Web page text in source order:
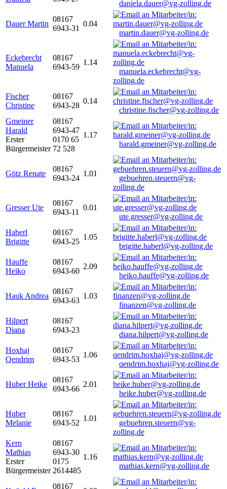
daniela.dauer@vg-zolling.de
Dauer Martin
08167
6943-31
0.04
martin.dauer@vg-zolling.de
Eckebrecht
Manuela
08167
6943-59
1.14
manuela.eckebrecht@vg-
zolling.de
Fischer
Christine
08167
6943-28
0.14
christine.fischer@vg-zolling.de
Gmeiner
Harald
Erster
Bürgermeister
08167
6943-47
0170 65
72 528
1.17
harald.gmeiner@vg-zolling.de
Götz Renate
08167
6943-24
1.01
gebuehren.steuern@vg-
zolling.de
Gresser Ute
08167
6943-11
0.01
ute.gresser@vg-zolling.de
Haberl
Brigitte
08167
6943-25
1.05
brigitte.haberl@vg-zolling.de
Hauffe
Heiko
08167
6943-60
2.09
heiko.hauffe@vg-zolling.de
Hauk Andrea
08167
6943-63
1.03
finanzen@vg-zolling.de
Hilpert
Diana
08167
6943-23
diana.hilpert@vg-zolling.de
Hoxhaj
Qendrim
08167
6943-53
1.06
qendrim.hoxhaj@vg-zolling.de
Huber Heike
08167
6943-66
2.01
heike.huber@vg-zolling.de
Huber
Melanie
08167
6943-52
1.01
gebuehren.steuern@vg-
zolling.de
Kern
Mathias
Erster
Bürgermeister
08167
6943-30
0175
2614485
1.16
mathias.kern@vg-zolling.de
08167